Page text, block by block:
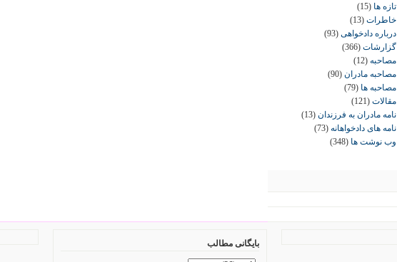
تازه ها (15)
خاطرات (13)
درباره دادخواهی (93)
گزارشات (366)
مصاحبه (12)
مصاحبه مادران (90)
مصاحبه ها (79)
مقالات (121)
نامه مادران به فرزندان (13)
نامه های دادخواهانه (73)
وب نوشت ها (348)
بایگانی مطالب